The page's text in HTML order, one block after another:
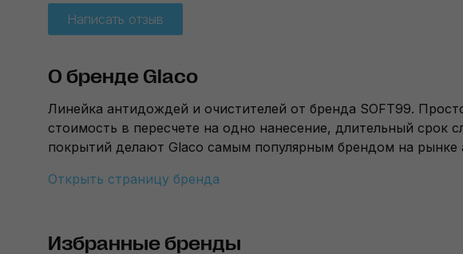
Написать отзыв
О бренде Glaco
Линейка антидождей и очистителей от бренда SOFT99.
стоимость в пересчете на одно нанесение, длительный срок
покрытий делают Glaco самым популярным брендом на рынке
Открыть страницу бренда
Избранные бренды